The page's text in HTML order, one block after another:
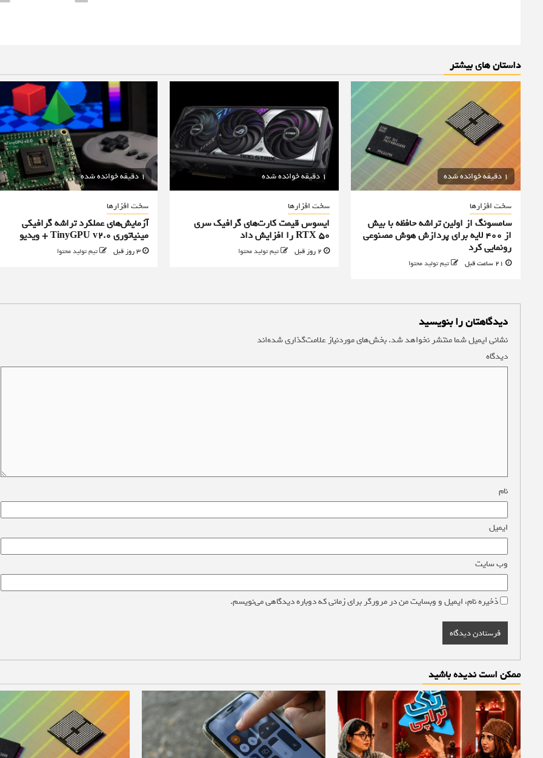
داستان های بیشتر
1 دقیقه خوانده شده
سخت افزارها
سامسونگ از اولین تراشه حافظه با بیش
از ۴۰۰ لایه برای پردازش هوش مصنوعی
رونمایی کرد
تیم تولید محتوا
1 دقیقه خوانده شده
سخت افزارها
ایسوس قیمت کارت‌های گرافیک سری
RTX 50 را افزایش داد
2 روز قبل تیم تولید محتوا
1 دقیقه خوانده شده
سخت افزارها
آزمایش‌های عملکرد تراشه گرافیکی
مینیاتوری TinyGPU v2.0 + ویدیو
3 روز قبل تیم تولید محتوا
دیدگاهتان را بنویسید
نشانی ایمیل شما منتشر نخواهد شد.بخش‌های موردنیاز علامت‌گذاری شده‌اند
دیدگاه
نام
ایمیل
وب‌ سایت
ذخیره نام، ایمیل و وبسایت من در مرورگر برای زمانی که دوباره دیدگاهی می‌نویسم.
ممکن است ندیده باشید